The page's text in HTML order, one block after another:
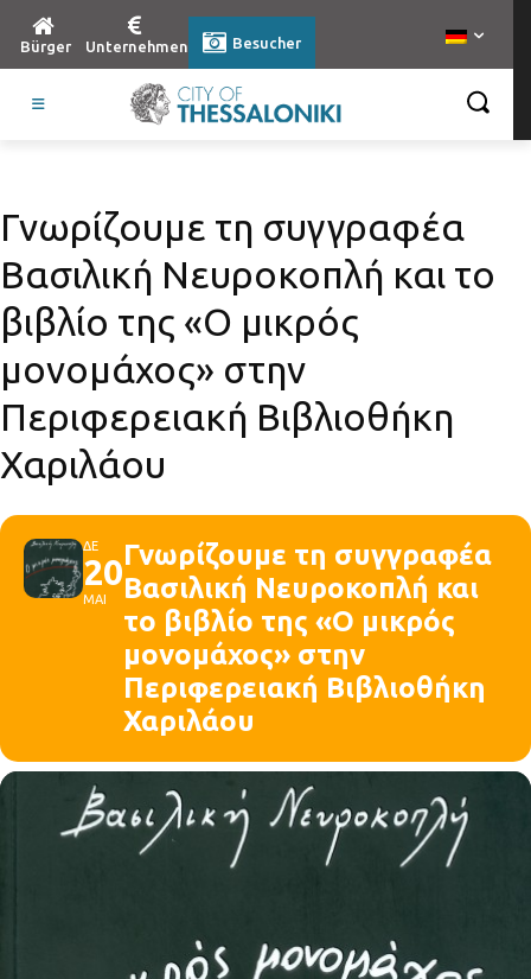
Bürger Unternehmen Besucher
Γνωρίζουμε τη συγγραφέα
Βασιλική Νευροκοπλή και το
βιβλίο της «Ο μικρός
μονομάχος» στην
Περιφερειακή Βιβλιοθήκη
Χαριλάου
ΔΕ
20
ΜΑΙ
Γνωρίζουμε τη συγγραφέα
Βασιλική Νευροκοπλή και
το βιβλίο της «Ο μικρός
μονομάχος» στην
Περιφερειακή Βιβλιοθήκη
Χαριλάου